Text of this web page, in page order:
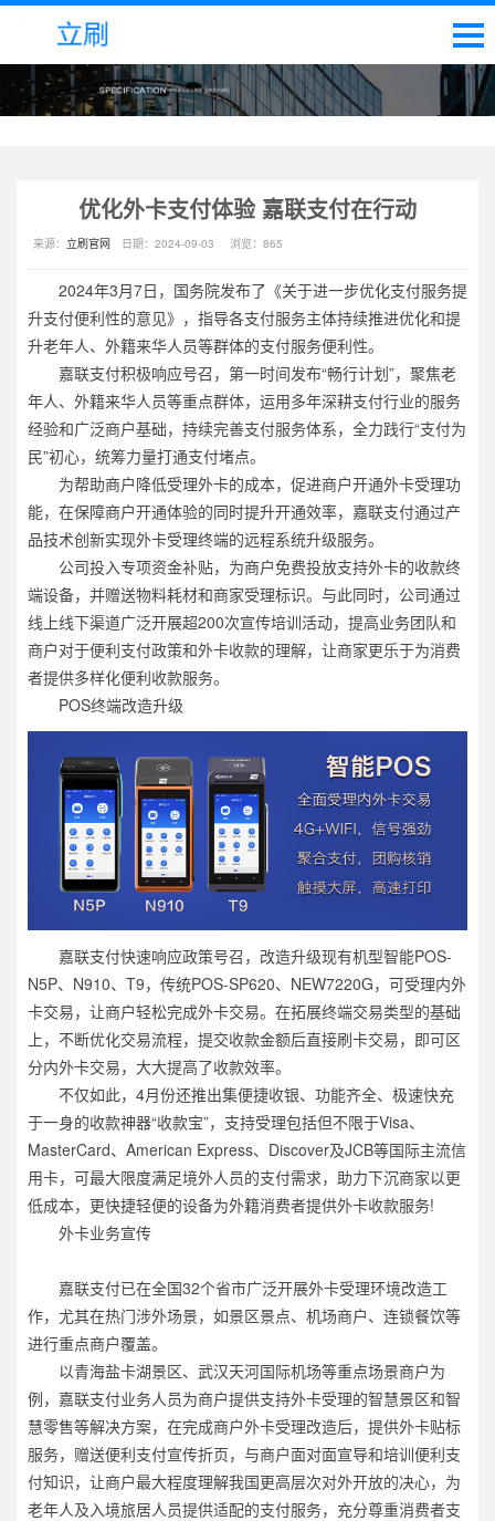
优化外卡支付体验 嘉联支付在行动
来源： 立刷官网 日期： 2024-09-03 浏览： 865
2024年3月7日，国务院发布了《关于进一步优化支付服务提
升支付便利性的意见》，指导各支付服务主体持续推进优化和提
升老年人、外籍来华人员等群体的支付服务便利性。
嘉联支付积极响应号召，第一时间发布“畅行计划”，聚焦老
年人、外籍来华人员等重点群体，运用多年深耕支付行业的服务
经验和广泛商户基础，持续完善支付服务体系，全力践行“支付为
民”初心，统筹力量打通支付堵点。
为帮助商户降低受理外卡的成本，促进商户开通外卡受理功
能，在保障商户开通体验的同时提升开通效率，嘉联支付通过产
品技术创新实现外卡受理终端的远程系统升级服务。
公司投入专项资金补贴，为商户免费投放支持外卡的收款终
端设备，并赠送物料耗材和商家受理标识。与此同时，公司通过
线上线下渠道广泛开展超200次宣传培训活动，提高业务团队和
商户对于便利支付政策和外卡收款的理解，让商家更乐于为消费
者提供多样化便利收款服务。
POS终端改造升级
嘉联支付快速响应政策号召，改造升级现有机型智能POS-
N5P、N910、T9，传统POS-SP620、NEW7220G，可受理内外
卡交易，让商户轻松完成外卡交易。在拓展终端交易类型的基础
上，不断优化交易流程，提交收款金额后直接刷卡交易，即可区
分内外卡交易，大大提高了收款效率。
不仅如此，4月份还推出集便捷收银、功能齐全、极速快充
于一身的收款神器“收款宝”，支持受理包括但不限于Visa、
MasterCard、American Express、Discover及JCB等国际主流信
用卡，可最大限度满足境外人员的支付需求，助力下沉商家以更
低成本，更快捷轻便的设备为外籍消费者提供外卡收款服务!
外卡业务宣传
嘉联支付已在全国32个省市广泛开展外卡受理环境改造工
作，尤其在热门涉外场景，如景区景点、机场商户、连锁餐饮等
进行重点商户覆盖。
以青海盐卡湖景区、武汉天河国际机场等重点场景商户为
例，嘉联支付业务人员为商户提供支持外卡受理的智慧景区和智
慧零售等解决方案，在完成商户外卡受理改造后，提供外卡贴标
服务，赠送便利支付宣传折页，与商户面对面宣导和培训便利支
付知识，让商户最大程度理解我国更高层次对外开放的决心，为
老年人及入境旅居人员提供适配的支付服务，充分尊重消费者支